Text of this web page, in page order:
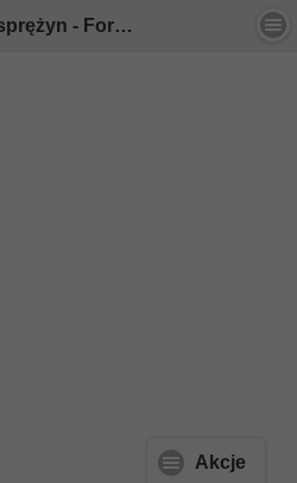
Zmiana sprężyn - Forum Mercedes E-Klasa
Akcje